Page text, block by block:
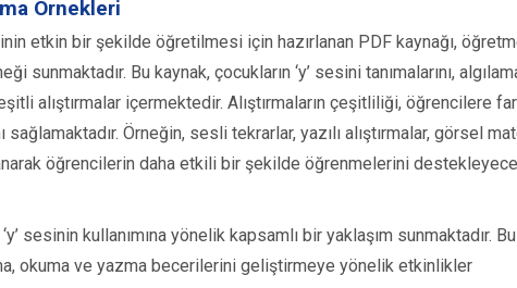
Örnekleri
etkin bir şekilde öğretilmesi için hazırlanan PDF kaynağı,
sunmaktadır. Bu kaynak, çocukların ‘y’ sesini tanımalarını,
alıştırmalar içermektedir. Alıştırmaların çeşitliliği, öğrencilere
Örneğin, sesli tekrarlar, yazılı alıştırmalar, görsel
öğrencilerin daha etkili bir şekilde öğrenmelerini
sesinin kullanımına yönelik kapsamlı bir yaklaşım sunmaktadır. Bu
okuma ve yazma becerilerini geliştirmeye yönelik etkinlikler